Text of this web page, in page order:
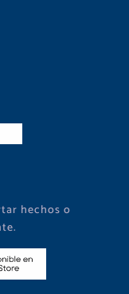
hechos o